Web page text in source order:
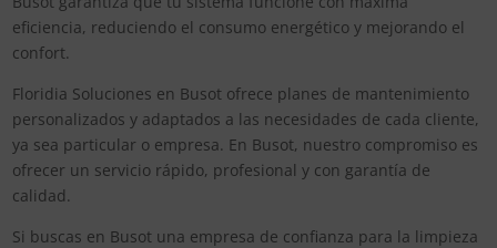
eficiencia, reduciendo el consumo energético y mejorando el
confort.
Floridia Soluciones en Busot ofrece planes de mantenimiento
personalizados y adaptados a las necesidades de cada cliente,
ya sea particular o empresa. En Busot, nuestro compromiso es
ofrecer un servicio rápido, profesional y con garantía de
calidad.
Si buscas en Busot una empresa de confianza para la limpieza